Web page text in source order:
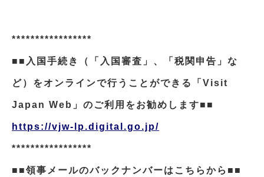
*****************
■■入国手続き（「入国審査」、「税関申告」な
ど）をオンラインで行うことができる「Visit
Japan Web」のご利用をお勧めします■■
https://vjw-lp.digital.go.jp/
*****************
■■領事メールのバックナンバーはこちらから■■